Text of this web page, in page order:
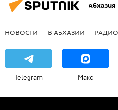
Абхазия
НОВОСТИ В АБХАЗИИ РАДИО
Telegram Макс